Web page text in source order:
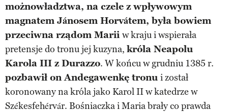
możnowładztwa, na czele z wpływowym
magnatem Jánosem Horvátem, była bowiem
przeciwna rządom Marii w kraju i wspierała
pretensje do tronu jej kuzyna, króla Neapolu
Karola III z Durazzo. W końcu w grudniu 1385 r.
pozbawił on Andegawenkę tronu i został
koronowany na króla jako Karol II w katedrze w
Székesfehérvár. Bośniaczka i Maria brały co prawda